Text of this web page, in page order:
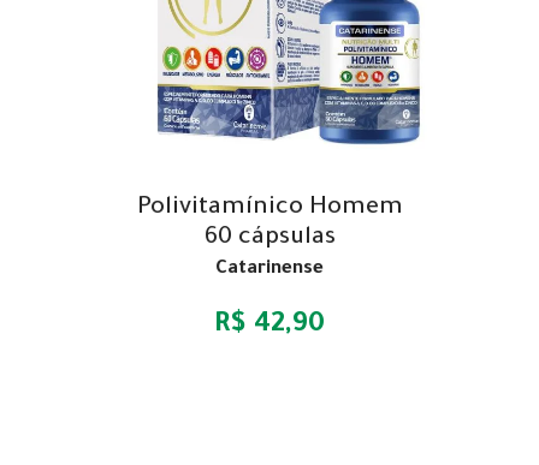
Polivitamínico Homem
60 cápsulas
Catarinense
R$ 42,90